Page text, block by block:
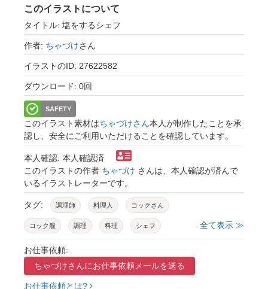
このイラストについて
タイトル: 塩をするシェフ
作者: ちゃづけさん
イラストのID: 27622582
ダウンロード: 0回
SAFETY
このイラスト素材はちゃづけさん本人が制作したことを承
認し、安全にご利用いただけることを確認しています。
本人確認: 本人確認済
このイラストの作者 ちゃづけ さんは、本人確認が済んで
いるイラストレーターです。
タグ: 調理師 料理人 コックさん
コック服 調理 料理 シェフ
飲食店
プロ 技術 職人 仕事
全て表示 ≫
お仕事依頼:
ちゃづけさんにお仕事依頼メールを送る
お仕事依頼とは?